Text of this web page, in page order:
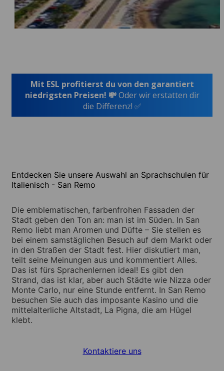
Mit ESL profitierst du von den garantiert
niedrigsten Preisen! 💸Oder wir erstatten dir
die Differenz! ✅
Entdecken Sie unsere Auswahl an Sprachschulen für
Italienisch - San Remo
Die emblematischen, farbenfrohen Fassaden der
Stadt geben den Ton an: man ist im Süden. In San
Remo liebt man Aromen und Düfte – Sie stellen es
bei einem samstäglichen Besuch auf dem Markt oder
in den Straßen der Stadt fest. Hier diskutiert man,
teilt seine Meinungen aus und kommentiert Alles.
Das ist fürs Sprachenlernen ideal! Es gibt den
Strand, das ist klar, aber auch Städte wie Nizza oder
Monte Carlo, nur eine Stunde entfernt. In San Remo
besuchen Sie auch das imposante Kasino und die
mittelalterliche Altstadt, La Pigna, die am Hügel
klebt.
Kontaktiere uns